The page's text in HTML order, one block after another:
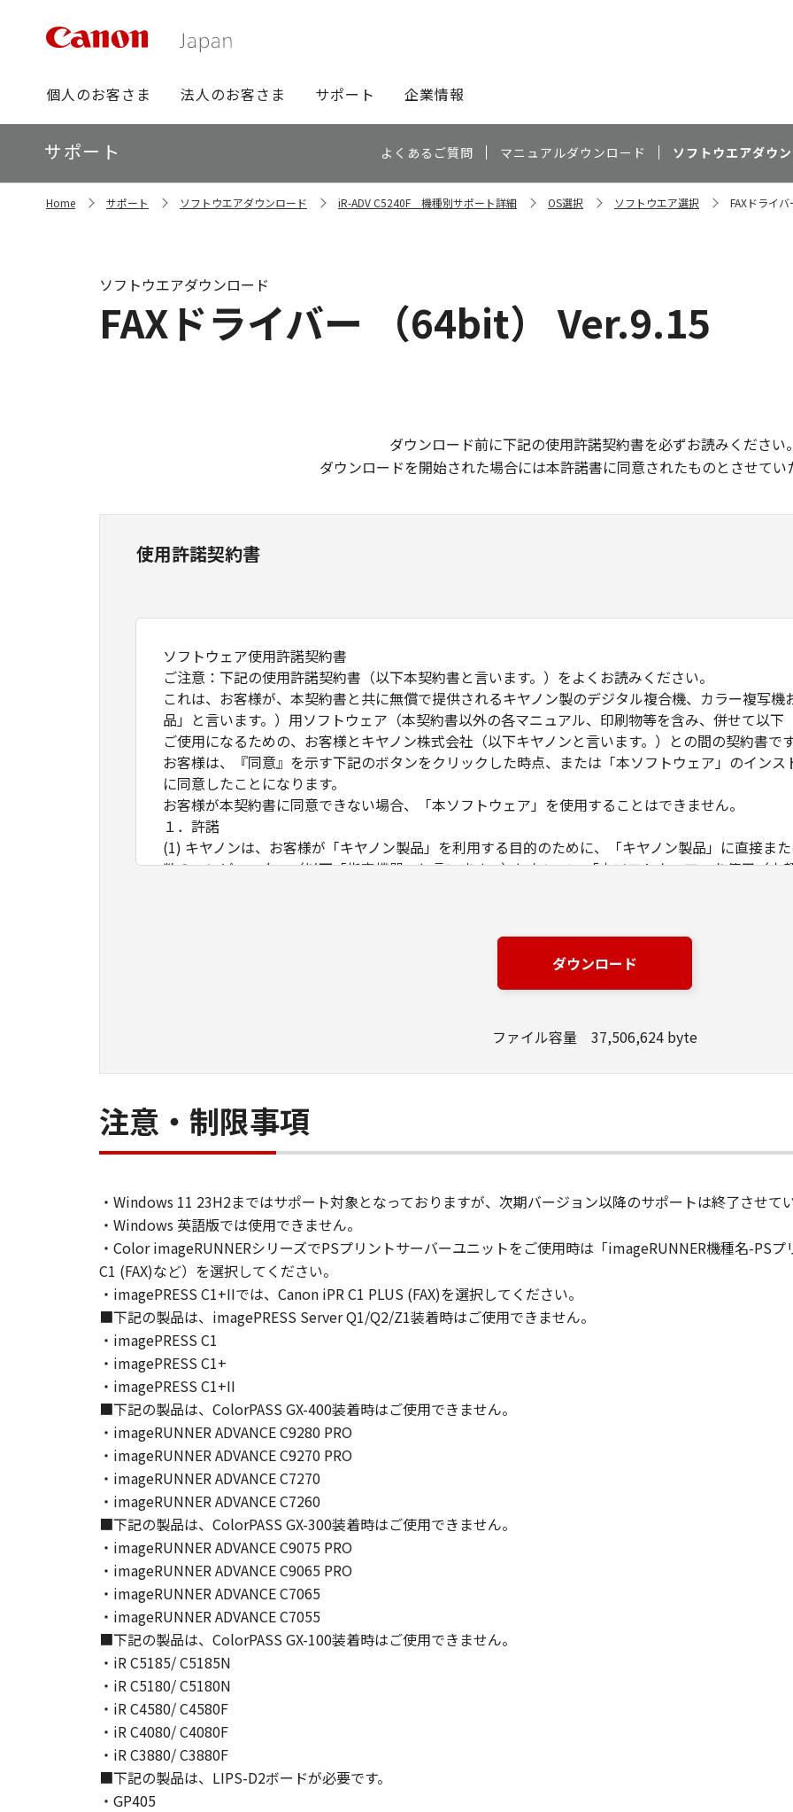
グ
ロ
ー
バ
ビ
個人のお客さま 法人のお客さま サポート 企業情報
ロ
ー
カ
ル
サポート よくあるご質問 マニュアルダウンロード ソフトウエアダウ
Home サポート ソフトウエアダウンロード iR-ADV C5240F 機種別サポート詳細 OS選択 ソフトウエア選択 FAXドライ
FAXドライバー （64bit） Ver.9.15
ソフトウエアダウンロード
ダウンロード前に下記の使用許諾契約書を必ずお読みください。
ダウンロードを開始された場合には本許諾書に同意されたものとさせてい
使用許諾契約書
ソフトウェア使用許諾契約書
ご注意：下記の使用許諾契約書（以下本契約書と言います。）をよくお読みください。
これは、お客様が、本契約書と共に無償で提供されるキヤノン製のデジタル複合機、カラー複写
品」と言います。）用ソフトウェア（本契約書以外の各マニュアル、印刷物等を含み、併せて以下
ご使用になるための、お客様とキヤノン株式会社（以下キヤノンと言います。）との間の契約書です
お客様は、『同意』を示す下記のボタンをクリックした時点、または「本ソフトウェア」のイン
に同意したことになります。
お客様が本契約書に同意できない場合、「本ソフトウェア」を使用することはできません。
１．許諾
(1) キヤノンは、お客様が「キヤノン製品」を利用する目的のために、「キヤノン製品」に直接ま
数のコンピューター（以下「指定機器」と言います。）において、「本ソフトウェア」を使用（本
ネットワークを通じて接続されたコンピューター上で、かかるコンピューターの使用者に対して「
できますが、かかるコンピューターの使用者に本契約書上の義務および条件を遵守させるとともに
(2) お客様は、上記(1)に基づいて「本ソフトウェア」を使用するためのバックアップとして、「本
(3) 上記(1)および(2)に定める場合を除き、キヤノンまたはキヤノンのライセンサーのいかなる知的
２．制限
(1) お客様は、再使用許諾、譲渡、販売、頒布、リースもしくは貸与その他の方法により、第三者
とはできません。
お客様は、「本ソフトウェア」に含まれるキヤノンまたはキヤノンのライセンサーの著作権表示を
りません。
４．所有権
「本ソフトウェア」に係る権原および所有権は、その内容によりキヤノンまたはキヤノンのライセ
５．輸出
お客様は、日本国政府または関連する外国政府より必要な許可等を得ることなしに、「本ソフトウ
は間接に輸出してはなりません。
６．サポートおよびアップデート
キヤノン、キヤノンの子会社、関係会社、それらの販売代理店および販売店、並びにキヤノンのラ
トウェア」の使用を支援すること、および「本ソフトウェア」に対してアップデート、バグの修正
て、いかなる責任も負うものではありません。
７．保証の否認・免責
(1) 「本ソフトウェア」は、『現状のまま』の状態で使用許諾されます。キヤノン、キヤノンのライ
ノンの関連会社、それらの販売代理店または販売店のいずれも、「本ソフトウェア」に関して、商
証を含め、いかなる保証も、明示たると黙示たるとを問わず一切しないものとします。
(2) キヤノン、キヤノンのライセンサー、キヤノンの子会社、キヤノンの関連会社、それらの販売代
ソフトウェア」の使用または使用不能から生ずるいかなる損害（逸失利益およびその他の派生的ま
定されない全ての損害を言います。）について、適用法で認められる限り、一切の責任を負わない
ヤノンのライセンサー、キヤノンの子会社、キヤノンの関連会社、それらの販売代理店または販売
されていた場合でも同様です。
(3) キヤノン、キヤノンのライセンサー、キヤノンの子会社、キヤノンの関連会社、それらの販売代
ソフトウェア」、または「本ソフトウェア」の使用に起因または関連してお客様と第三者との間に
責任を負わないものとします。
８．契約期間
(1) 本契約書は、お客様が、『同意』を示す下記のボタンをクリックした時点、または「本ソフト
効し、下記(2)または(3)により終了されるまで有効に存続します。
(2) お客様は、「本ソフトウェア」およびその複製物のすべてを廃棄および消去することにより、本
す。
ダウンロード
ファイル容量 37,506,624 byte
注意・制限事項
・Windows 11 23H2まではサポート対象となっておりますが、次期バージョン以降のサポートは終了させてい
・Windows 英語版では使用できません。
・Color imageRUNNERシリーズでPSプリントサーバーユニットをご使用時は「imageRUNNER機種名-PS
C1 (FAX)など）を選択してください。
・imagePRESS C1+IIでは、Canon iPR C1 PLUS (FAX)を選択してください。
■下記の製品は、imagePRESS Server Q1/Q2/Z1装着時はご使用できません。
・imagePRESS C1
・imagePRESS C1+
・imagePRESS C1+II
■下記の製品は、ColorPASS GX-400装着時はご使用できません。
・imageRUNNER ADVANCE C9280 PRO
・imageRUNNER ADVANCE C9270 PRO
・imageRUNNER ADVANCE C7270
・imageRUNNER ADVANCE C7260
■下記の製品は、ColorPASS GX-300装着時はご使用できません。
・imageRUNNER ADVANCE C9075 PRO
・imageRUNNER ADVANCE C9065 PRO
・imageRUNNER ADVANCE C7065
・imageRUNNER ADVANCE C7055
■下記の製品は、ColorPASS GX-100装着時はご使用できません。
・iR C5185/ C5185N
・iR C5180/ C5180N
・iR C4580/ C4580F
・iR C4080/ C4080F
・iR C3880/ C3880F
■下記の製品は、LIPS-D2ボードが必要です。
・GP405